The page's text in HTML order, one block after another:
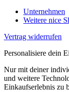
Unternehmen
Weitere nice
Vertrag widerrufen
Personalisiere dein
Nur mit deiner
und weitere
Einkaufserlebnis zu